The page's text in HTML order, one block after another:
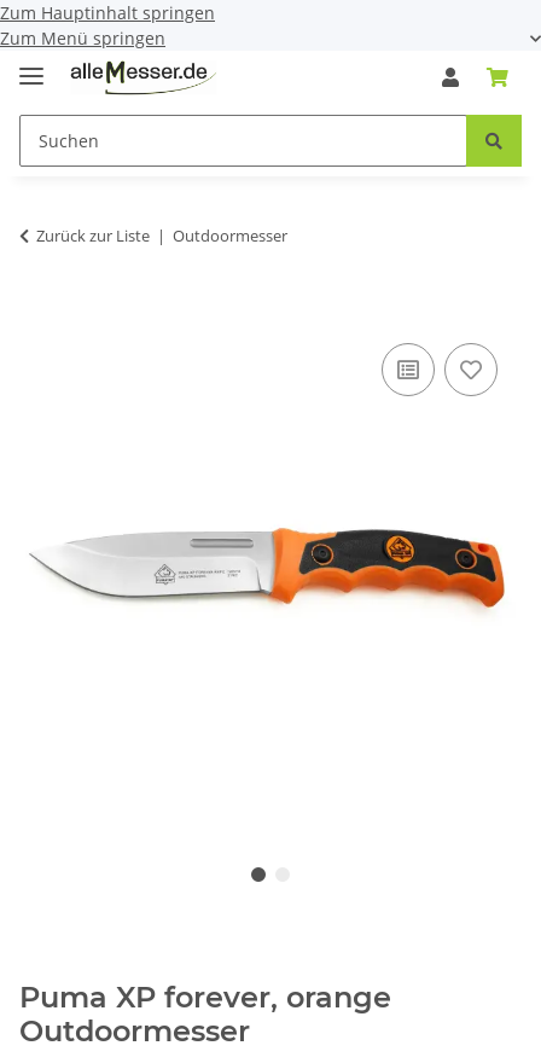
Zum Hauptinhalt springen
Zum Menü springen
Zurück zur Liste Outdoormesser
Puma XP forever, orange
Outdoormesser